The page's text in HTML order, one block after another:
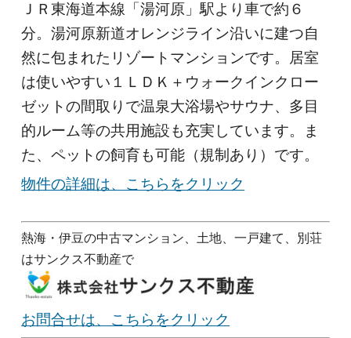
ＪＲ東海道本線「湯河原」駅より車で約６
分。湯河原新道オレンジライン沿いに建つ自
然に包まれたリゾートマンションです。居室
は使いやすい１ＬＤＫ＋ウォークインクロー
ゼットの間取りで温泉大浴場やサウナ、多目
的ルーム等の共用施設も充実しています。ま
た、ペットの飼育も可能（規制あり）です。
物件の詳細は、こちらをクリック
熱海・伊豆の中古マンション、土地、一戸建て、別荘
はサンクス不動産で
お問合せは、こちらをクリック